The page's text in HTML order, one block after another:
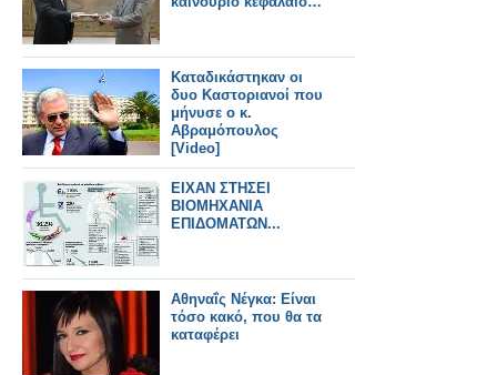
Καταδικάστηκαν οι
δυο Καστοριανοί που
μήνυσε ο κ.
Αβραμόπουλος
[Video]
ΕΙΧΑΝ ΣΤΗΣΕΙ
ΒΙΟΜΗΧΑΝΙΑ
ΕΠΙΔΟΜΑΤΩΝ...
Αθηναΐς Νέγκα: Είναι
τόσο κακό, που θα τα
καταφέρει